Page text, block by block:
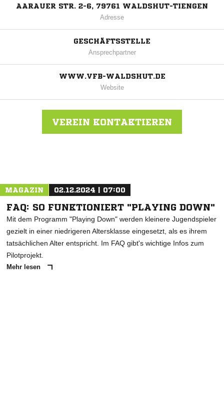
AARAUER STR. 2-6, 79761 WALDSHUT-TIENGEN
Adresse
GESCHÄFTSSTELLE
Ansprechpartner
WWW.VFB-WALDSHUT.DE
Website
VEREIN KONTAKTIEREN
MAGAZIN 02.12.2024 | 07:00
FAQ: SO FUNKTIONIERT "PLAYING DOWN"
Mit dem Programm "Playing Down" werden kleinere Jugendspieler
gezielt in einer niedrigeren Altersklasse eingesetzt, als es ihrem
tatsächlichen Alter entspricht. Im FAQ gibt's wichtige Infos zum
Pilotprojekt.
Mehr lesen